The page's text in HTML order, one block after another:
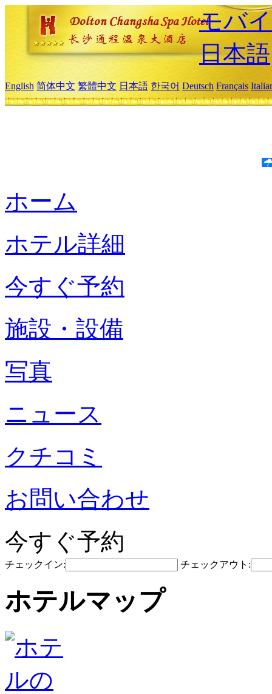
モバ
日本語
English 简体中文 繁體中文 日本語 한국어 Deutsch Français
ホーム
ホテル詳細
今すぐ予約
施設・設備
写真
ニュース
クチコミ
お問い合わせ
今すぐ予約
チェックイン: チェックアウト:
ホテルマップ